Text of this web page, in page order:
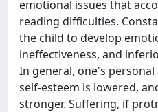
emotional issues that
reading difficulties.
the child to develop
ineffectiveness, and
In general, one's
self-esteem is lowered,
stronger. Suffering, if